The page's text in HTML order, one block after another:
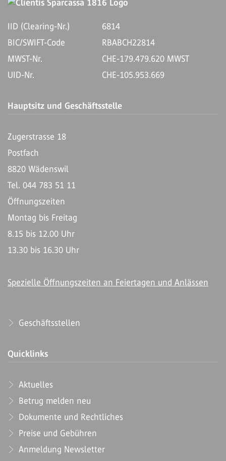
IID (Clearing-Nr.)
6814
BIC/SWIFT-Code
RBABCH22814
MWST-Nr.
CHE-179.479.620 MWST
UID-Nr.
CHE-105.953.669
Hauptsitz und Geschäftsstelle
Zugerstrasse 18
Postfach
8820 Wädenswil
Tel. 044 783 51 11
Öffnungszeiten
Montag bis Freitag
8.15 bis 12.00 Uhr
13.30 bis 16.30 Uhr
Spezielle Öffnungszeiten an Feiertagen und Anlässen
Geschäftsstellen
Quicklinks
Aktuelles
Betrug melden neu
Dokumente und Rechtliches
Preise und Gebühren
Anmeldung Newsletter